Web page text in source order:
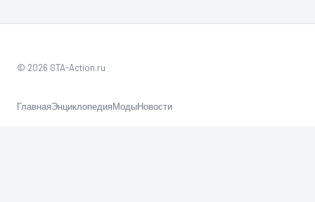
© 2026 GTA-Action.ru
ГлавнаяЭнциклопедияМодыНовости